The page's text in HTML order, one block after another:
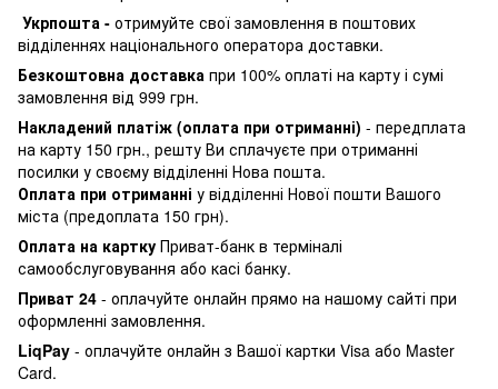
Укрпошта - отримуйте свої замовлення в поштових
відділеннях національного оператора доставки.
Безкоштовна доставка при 100% оплаті на карту і сумі
замовлення від 999 грн.
Накладений платіж (оплата при отриманні) - передплата
на карту 150 грн., решту Ви сплачуєте при отриманні
посилки у своєму відділенні Нова пошта.
Оплата при отриманні у відділенні Нової пошти Вашого
міста (предоплата 150 грн).
Оплата на картку Приват-банк в терміналі
самообслуговування або касі банку.
Приват 24 - оплачуйте онлайн прямо на нашому сайті при
оформленні замовлення.
LiqPay - оплачуйте онлайн з Вашої картки Visa або Master
Card.